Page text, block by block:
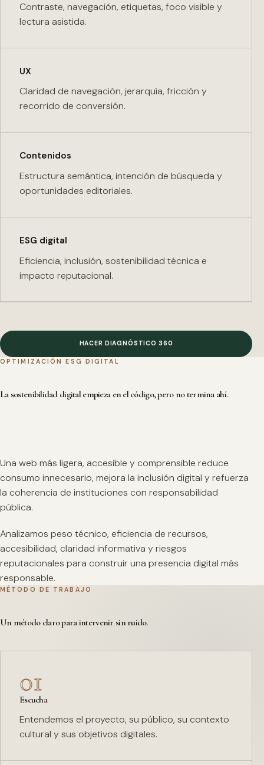
Contraste, navegación, etiquetas, foco visible y
lectura asistida.
UX
Claridad de navegación, jerarquía, fricción y
recorrido de conversión.
Contenidos
Estructura semántica, intención de búsqueda y
oportunidades editoriales.
ESG digital
Eficiencia, inclusión, sostenibilidad técnica e
impacto reputacional.
HACER DIAGNÓSTICO 360
OPTIMIZACIÓN ESG DIGITAL
La sostenibilidad digital empieza en el código, pero no termina ahí.
Una web más ligera, accesible y comprensible reduce
consumo innecesario, mejora la inclusión digital y refuerza
la coherencia de instituciones con responsabilidad
pública.
Analizamos peso técnico, eficiencia de recursos,
accesibilidad, claridad informativa y riesgos
reputacionales para construir una presencia digital más
responsable.
MÉTODO DE TRABAJO
Un método claro para intervenir sin ruido.
01
Escucha
Entendemos el proyecto, su público, su contexto
cultural y sus objetivos digitales.